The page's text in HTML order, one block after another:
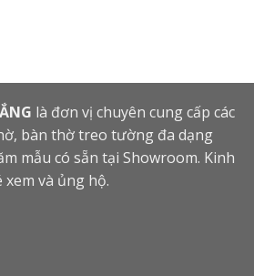
là đơn vị chuyên cung cấp các
bàn thờ treo tường đa dạng
mẫu có sẵn tại Showroom. Kinh
và ủng hộ.